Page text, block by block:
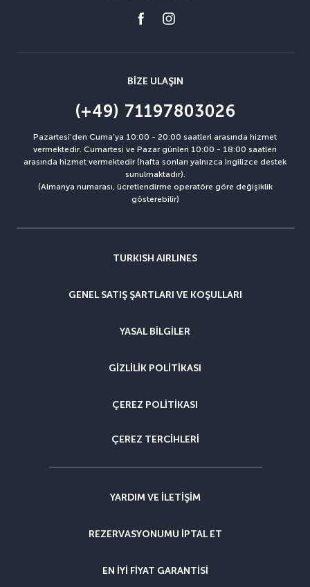
BIZE ULAŞIN
(+49) 71197803026
Pazartesi'den Cuma'ya 10:00 - 20:00 saatleri arasında hizmet
vermektedir. Cumartesi ve Pazar günleri 10:00 - 18:00 saatleri
arasında hizmet vermektedir (hafta sonları yalnızca İngilizce destek
sunulmaktadır).
(Almanya numarası, ücretlendirme operatöre göre değişiklik
gösterebilir)
TURKISH AIRLINES
GENEL SATIŞ ŞARTLARI VE KOŞULLARI
YASAL BILGILER
GIZLILIK POLITIKASI
ÇEREZ POLITIKASI
ÇEREZ TERCIHLERI
YARDIM VE ILETIŞIM
REZERVASYONUMU IPTAL ET
EN IYI FIYAT GARANTISI